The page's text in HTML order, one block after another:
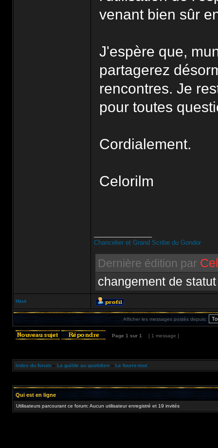
venant bien sûr
J'espère que,
partagerez
rencontres. Je
pour toutes
Cordialement.
Celorilm
Chancelier et Grand Scribe du Gondor
Dernière édition par
changement de statut
Haut
Afficher les messages postés depuis:
Page 1 sur 1 [ 1 message ]
Index du forum » La guilde au quotidien » Le fourre-tout
Qui est en ligne
Utilisateurs parcourant ce forum: Aucun utilisateur enregistré et 19 invités